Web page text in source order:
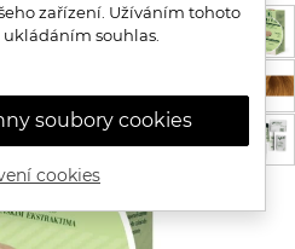
zařízení. Užíváním tohoto
souhlas.
soubory cookies
cookies